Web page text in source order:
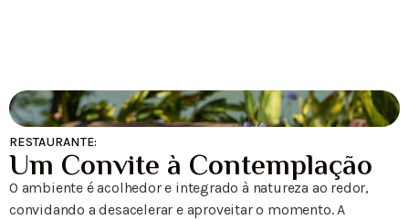
RESTAURANTE:
Um Convite à Contemplação
O ambiente é acolhedor e integrado à natureza ao redor,
convidando a desacelerar e aproveitar o momento. A